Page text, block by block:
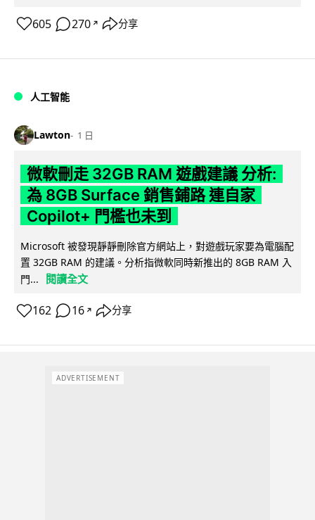
605 270 ↗ 分享
人工智能
Lawton 1 日
微軟刪走 32GB RAM 遊戲建議 分析:
為 8GB Surface 銷售鋪路 連自家
Copilot+ 門檻也未到
Microsoft 被發現靜靜刪除官方網站上，對遊戲玩家要為電腦配
置 32GB RAM 的建議。分析指微軟同時新推出的 8GB RAM 入
門...
閱讀全文
162 16 ↗ 分享
ADVERTISEMENT